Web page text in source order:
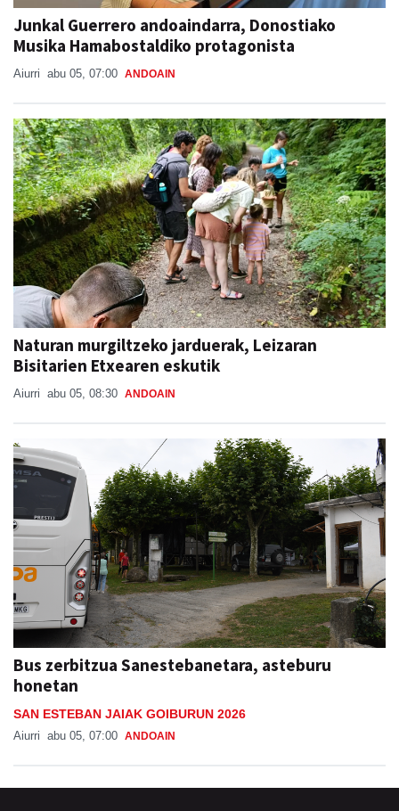
Junkal Guerrero andoaindarra, Donostiako
Musika Hamabostaldiko protagonista
Aiurri abu 05, 07:00 ANDOAIN
Naturan murgiltzeko jarduerak, Leizaran
Bisitarien Etxearen eskutik
Aiurri abu 05, 08:30 ANDOAIN
Bus zerbitzua Sanestebanetara, asteburu
honetan
SAN ESTEBAN JAIAK GOIBURUN 2026
Aiurri abu 05, 07:00 ANDOAIN